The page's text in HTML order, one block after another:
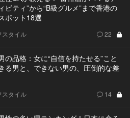
ビティ”から“B級グルメ”まで香港の
ポット18選
スタイル 22
の品格：女に“自信を持たせる”こと
る男と、できない男の、圧倒的な差
スタイル 14